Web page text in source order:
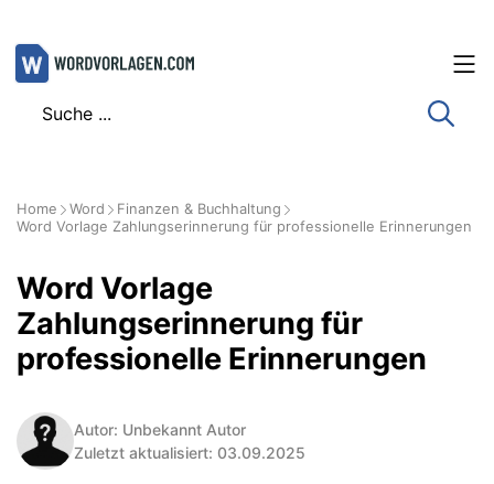
Zum
Inhalt
Home Word
Finanzen & Buchhaltung
Word Vorlage Zahlungserinnerung für professionelle Erinnerungen
Word Vorlage
Zahlungserinnerung für
professionelle Erinnerungen
Autor: Unbekannt Autor
Zuletzt aktualisiert: 03.09.2025